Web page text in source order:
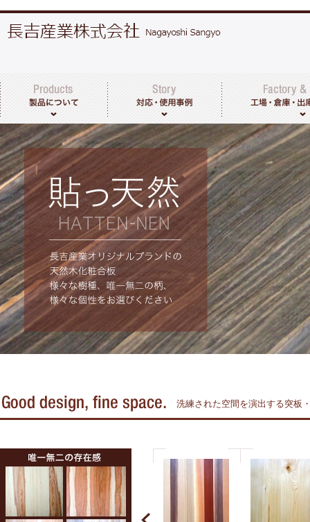
突板・天然木化粧合板について
製品一覧
その他取扱商品 工場・倉庫につい
出荷までの流れ
洗練された空間を演出する突板